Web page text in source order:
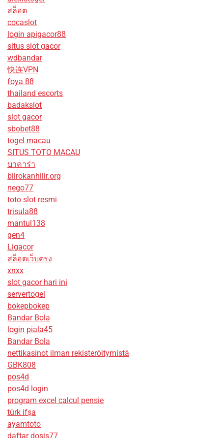
สล็อต
cocaslot
login apigacor88
situs slot gacor
wdbandar
快连VPN
foya 88
thailand escorts
badakslot
slot gacor
sbobet88
togel macau
SITUS TOTO MACAU
บาคาร่า
biirokanhilir.org
nego77
toto slot resmi
trisula88
mantul138
gen4
Ligacor
สล็อตเว็บตรง
xnxx
slot gacor hari ini
servertogel
bokepbokep
Bandar Bola
login piala45
Bandar Bola
nettikasinot ilman rekisteröitymistä
GBK808
pos4d
pos4d login
program excel calcul pensie
türk ifşa
ayamtoto
daftar dosis77